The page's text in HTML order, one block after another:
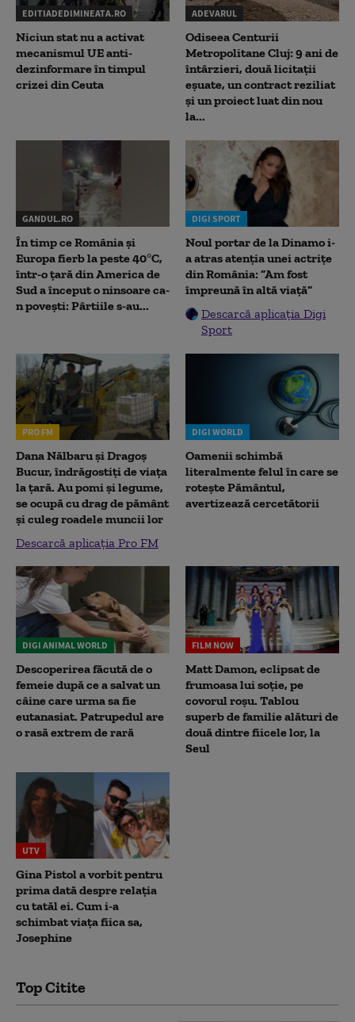
EDITIADEDIMINEATA.RO
Niciun stat nu a activat
mecanismul UE anti-
dezinformare în timpul
crizei din Ceuta
ADEVARUL
Odiseea Centurii
Metropolitane Cluj: 9 ani de
întârzieri, două licitații
eșuate, un contract reziliat
și un proiect luat din nou
la...
GANDUL.RO
În timp ce România și
Europa fierb la peste 40°C,
într-o țară din America de
Sud a început o ninsoare ca-
n povești: Pârtiile s-au...
DIGI SPORT
Noul portar de la Dinamo i-
a atras atenția unei actrițe
din România: ”Am fost
împreună în altă viață”
Descarcă aplicația Digi
Sport
PRO FM
Dana Nălbaru și Dragoș
Bucur, îndrăgostiți de viața
la țară. Au pomi și legume,
se ocupă cu drag de pământ
și culeg roadele muncii lor
Descarcă aplicația Pro FM
DIGI WORLD
Oamenii schimbă
literalmente felul în care se
rotește Pământul,
avertizează cercetătorii
DIGI ANIMAL WORLD
Descoperirea făcută de o
femeie după ce a salvat un
câine care urma sa fie
eutanasiat. Patrupedul are
o rasă extrem de rară
FILM NOW
Matt Damon, eclipsat de
frumoasa lui soție, pe
covorul roșu. Tablou
superb de familie alături de
două dintre fiicele lor, la
Seul
UTV
Gina Pistol a vorbit pentru
prima dată despre relația
cu tatăl ei. Cum i-a
schimbat viața fiica sa,
Josephine
Top Citite